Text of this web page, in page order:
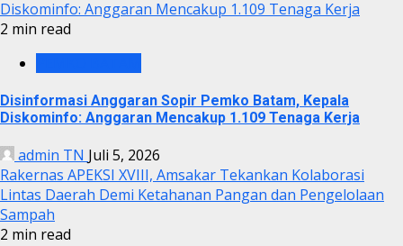
Diskominfo: Anggaran Mencakup 1.109 Tenaga Kerja
2 min read
Disinformasi Anggaran Sopir Pemko Batam, Kepala
Diskominfo: Anggaran Mencakup 1.109 Tenaga Kerja
admin TN Juli 5, 2026
Rakernas APEKSI XVIII, Amsakar Tekankan Kolaborasi
Lintas Daerah Demi Ketahanan Pangan dan Pengelolaan
Sampah
2 min read